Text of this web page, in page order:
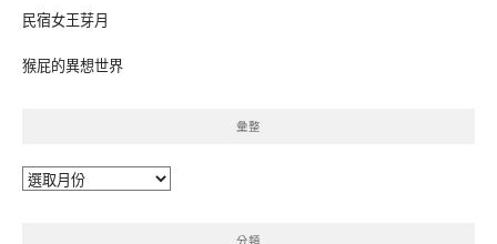
民宿女王芽月
猴屁的異想世界
彙整
彙
分類